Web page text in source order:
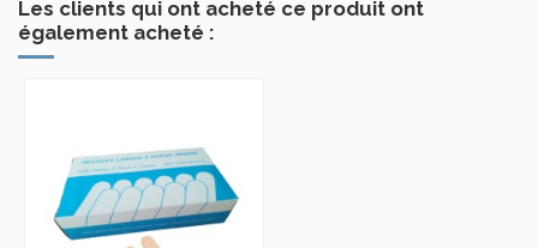
Les clients qui ont acheté ce produit ont
également acheté :